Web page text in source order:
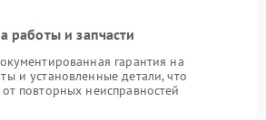
работы и запчасти
гарантия на
и установленные детали, что
повторных неисправностей